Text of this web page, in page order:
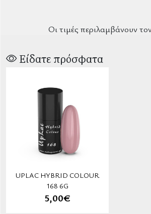
Οι τιμές περιλαμβάνουν
Είδατε πρόσφατα
UPLAC HYBRID COLOUR
168 6G
5,00€